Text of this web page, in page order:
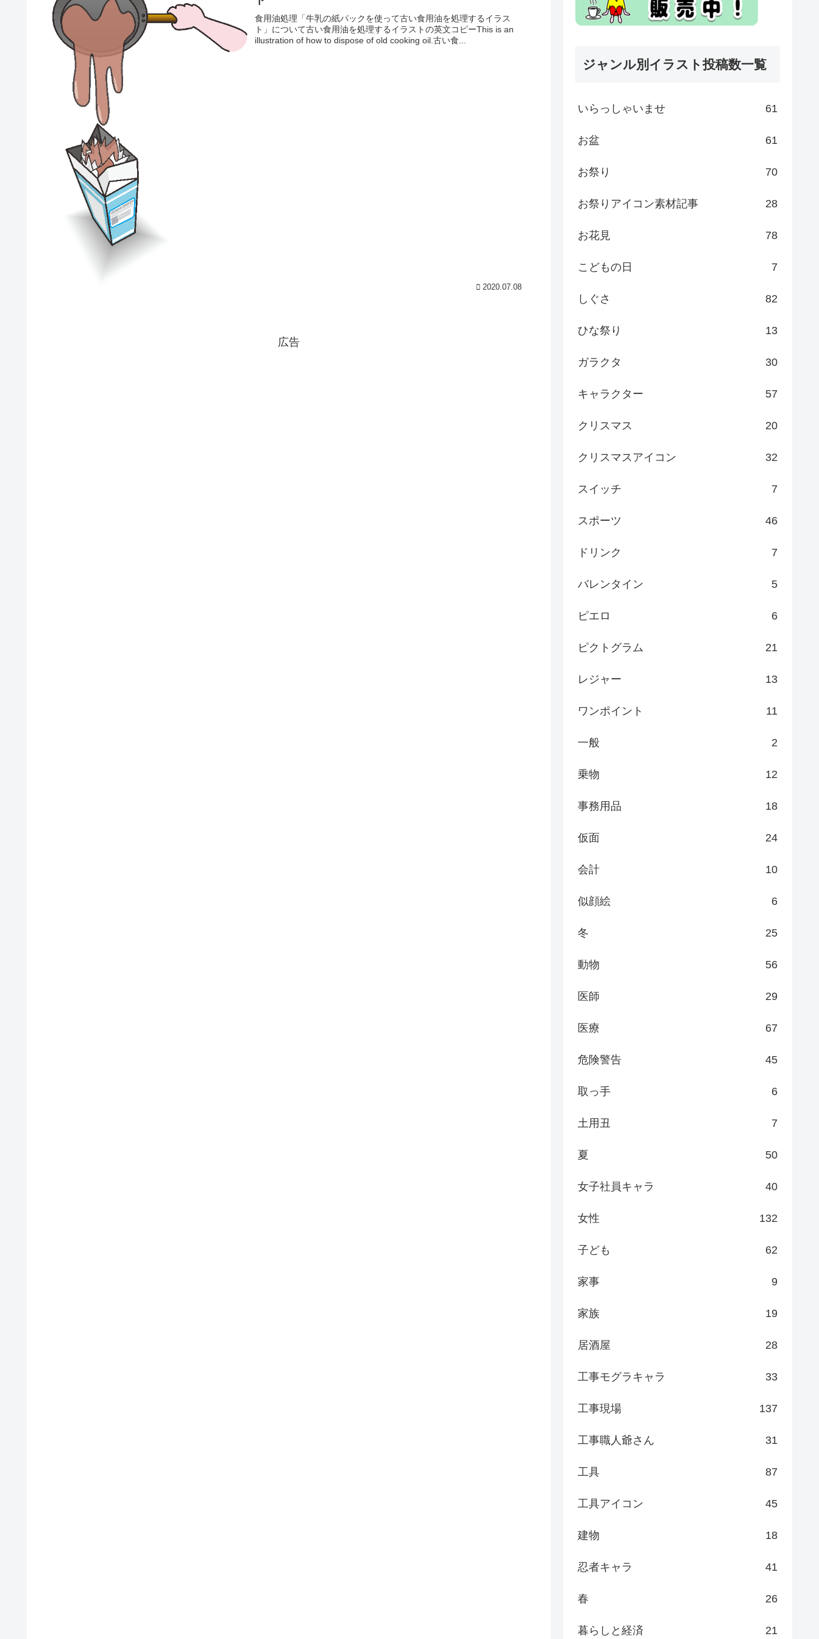
食用油処理「牛乳の紙パックを使って古い食用油を処理するイラス
ト」について古い食用油を処理するイラストの英文コピーThis is an
illustration of how to dispose of old cooking oil.古い食...
2020.07.08
広告
ジャンル別イラスト投稿数一覧
いらっしゃいませ 61
お盆 61
お祭り 70
お祭りアイコン素材記事 28
お花見 78
こどもの日 7
しぐさ 82
ひな祭り 13
ガラクタ 30
キャラクター 57
クリスマス 20
クリスマスアイコン 32
スイッチ 7
スポーツ 46
ドリンク 7
バレンタイン 5
ピエロ 6
ピクトグラム 21
レジャー 13
ワンポイント 11
一般 2
乗物 12
事務用品 18
仮面 24
会計 10
似顔絵 6
冬 25
動物 56
医師 29
医療 67
危険警告 45
取っ手 6
土用丑 7
夏 50
女子社員キャラ 40
女性 132
子ども 62
家事 9
家族 19
居酒屋 28
工事モグラキャラ 33
工事現場 137
工事職人爺さん 31
工具 87
工具アイコン 45
建物 18
忍者キャラ 41
春 26
暮らしと経済 21